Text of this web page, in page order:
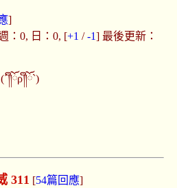
]
：0, 日：0, [+1 /-1] 最後更新：
ོρ༎ຶོ`)
311 [54篇回應]